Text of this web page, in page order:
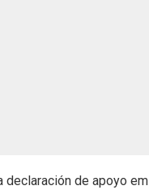
declaración de apoyo